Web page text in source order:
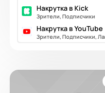
Накрутка в Kick
Зрители, Подписчики
Накрутка в YouTube
Зрители, Подписчики,